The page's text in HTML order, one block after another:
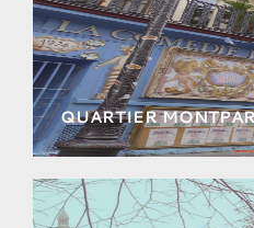
QUARTIER
Remontez le temps et
plus artistique de